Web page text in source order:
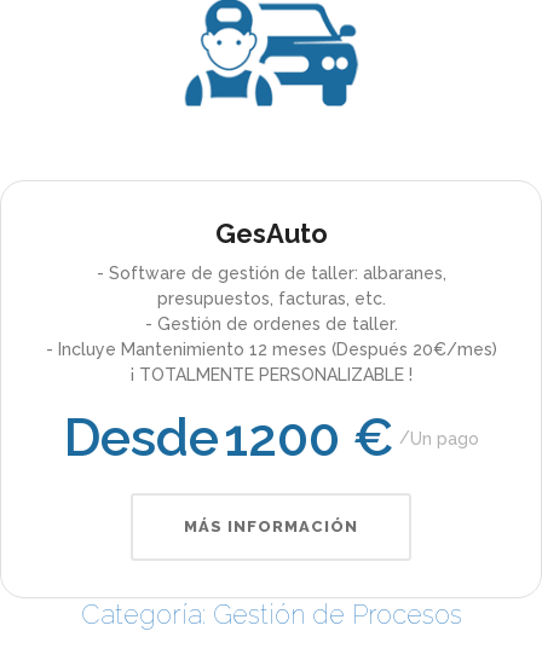
GesAuto
- Software de gestión de taller: albaranes,
presupuestos, facturas, etc.
- Gestión de ordenes de taller.
- Incluye Mantenimiento 12 meses (Después 20€/mes)
¡ TOTALMENTE PERSONALIZABLE !
Desde1200 € Un pago
MÁS INFORMACIÓN
Categoría: Gestión de Procesos